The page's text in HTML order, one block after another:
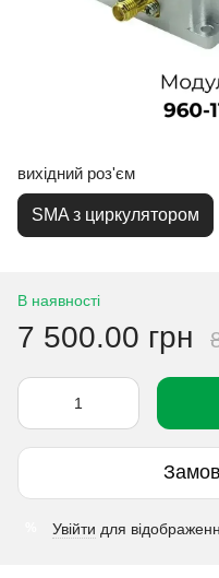
вихідний роз'єм
SMA з циркулятором
В наявності
7 500.00 грн
Увійти для